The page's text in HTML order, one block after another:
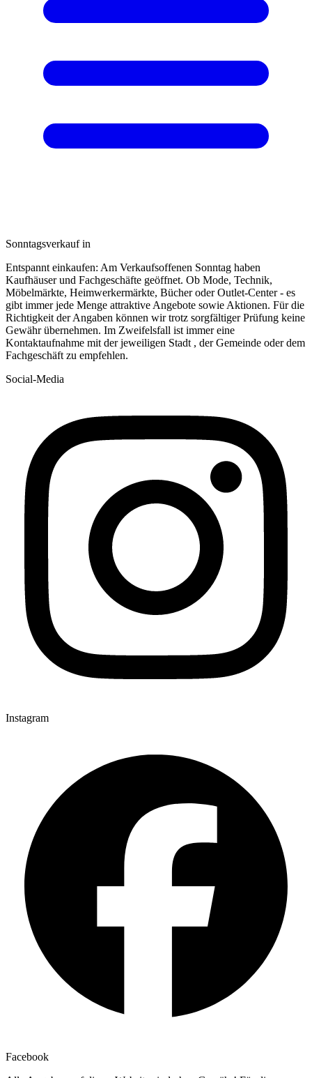
Sonntagsverkauf in
Entspannt einkaufen: Am Verkaufsoffenen Sonntag haben
Kaufhäuser und Fachgeschäfte geöffnet. Ob Mode, Technik,
Möbelmärkte, Heimwerkermärkte, Bücher oder Outlet-Center - es
gibt immer jede Menge attraktive Angebote sowie Aktionen. Für die
Richtigkeit der Angaben können wir trotz sorgfältiger Prüfung keine
Gewähr übernehmen. Im Zweifelsfall ist immer eine
Kontaktaufnahme mit der jeweiligen Stadt , der Gemeinde oder dem
Fachgeschäft zu empfehlen.
Social-Media
Instagram
Facebook